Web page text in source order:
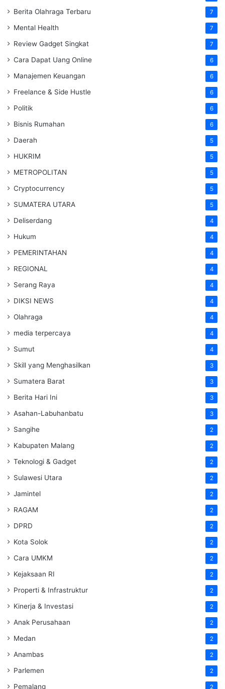
Berita Olahraga Terbaru 7
Mental Health 7
Review Gadget Singkat 7
Cara Dapat Uang Online 6
Manajemen Keuangan 6
Freelance & Side Hustle 6
Politik 6
Bisnis Rumahan 6
Daerah 5
HUKRIM 5
METROPOLITAN 5
Cryptocurrency 5
SUMATERA UTARA 5
Deliserdang 4
Hukum 4
PEMERINTAHAN 4
REGIONAL 4
Serang Raya 4
DIKSI NEWS 4
Olahraga 4
media terpercaya 4
Sumut 4
Skill yang Menghasilkan 3
Sumatera Barat 3
Berita Hari Ini 3
Asahan-Labuhanbatu 3
Sangihe 2
Kabupaten Malang 2
Teknologi & Gadget 2
Sulawesi Utara 2
Jamintel 2
RAGAM 2
DPRD 2
Kota Solok 2
Cara UMKM 2
Kejaksaan RI 2
Properti & Infrastruktur 2
Kinerja & Investasi 2
Anak Perusahaan 2
Medan 2
Anambas 2
Parlemen 2
Pemalang 2